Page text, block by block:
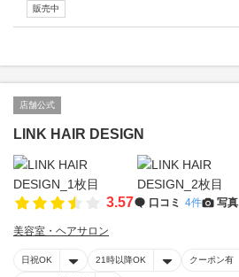
販売中
店舗公式
LINK HAIR DESIGN
3.57 口コミ 4件 写真
美容室・ヘアサロン
日祝OK 21時以降OK クーポン有